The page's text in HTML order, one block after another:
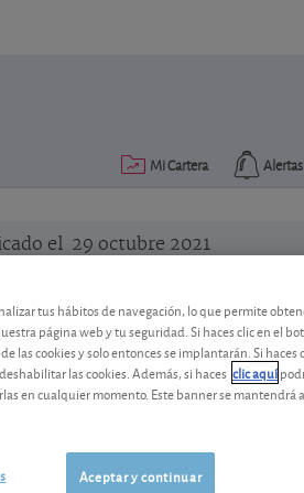
Alertas
Mi Cartera
el 29 octubre 2021
en inmuebles:
subirá el Impuesto de
de inmuebles?
tus hábitos de navegación, lo que permite
página web y tu seguridad. Si haces clic en el
las cookies y solo entonces se implantarán. Si haces
las cookies. Además, si haces clic aquí
en cualquier momento. Este banner se mantendrá
Aceptar y continuar